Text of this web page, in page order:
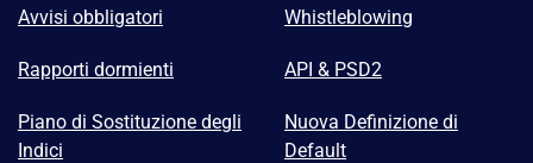
Avvisi obbligatori Whistleblowing
Rapporti dormienti API & PSD2
Piano di Sostituzione degli
Indici
Nuova Definizione di
Default